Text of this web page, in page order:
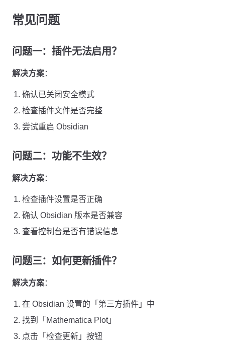
常见问题
问题一：插件无法启用？
解决方案：
确认已关闭安全模式
检查插件文件是否完整
尝试重启 Obsidian
问题二：功能不生效？
解决方案：
检查插件设置是否正确
确认 Obsidian 版本是否兼容
查看控制台是否有错误信息
问题三：如何更新插件？
解决方案：
在 Obsidian 设置的「第三方插件」中
找到「Mathematica Plot」
点击「检查更新」按钮